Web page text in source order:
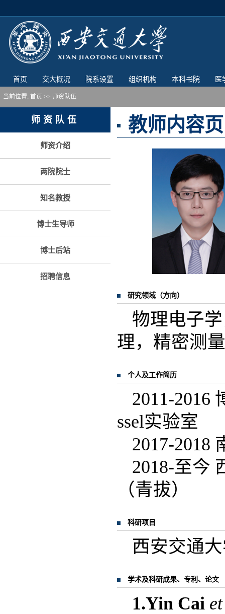
首页 交大概况 院系设置 组织机构 本科书院 医
当前位置: 首页 >> 师资队伍
师资队伍
师资介绍
两院院士
知名教授
博士生导师
博士后站
招聘信息
教师内容页
研究领域（方向）
物理电子
理，精密测量
个人及工作简历
2011-2016
ssel实验室
2017-2018
2018-至今
（青拔）
科研项目
西安交通
学术及科研成果、专利、论文
1.Yin Cai